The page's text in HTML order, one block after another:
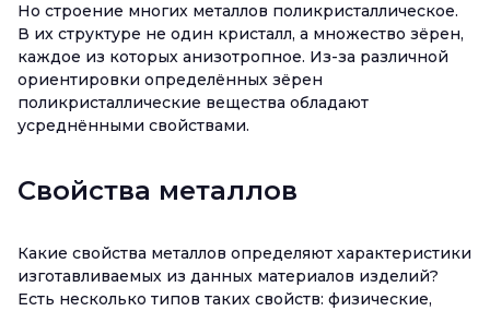
Но строение многих металлов поликристаллическое.
В их структуре не один кристалл, а множество зёрен,
каждое из которых анизотропное. Из-за различной
ориентировки определённых зёрен
поликристаллические вещества обладают
усреднёнными свойствами.
Свойства металлов
Какие свойства металлов определяют характеристики
изготавливаемых из данных материалов изделий?
Есть несколько типов таких свойств: физические,